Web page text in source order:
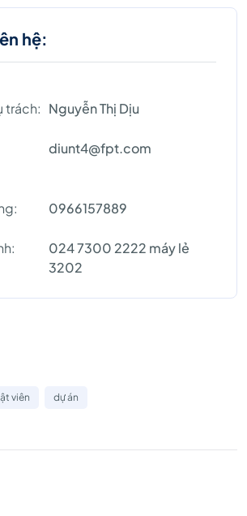
hệ:
trách: Nguyễn Thị Dịu
diunt4@fpt.com
0966157889
024 7300 2222 máy lẻ
3202
viên dự án